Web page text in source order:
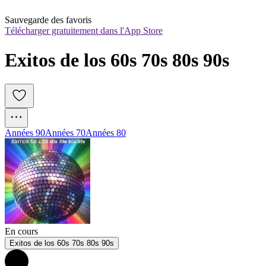
Sauvegarde des favoris
Télécharger gratuitement dans l'App Store
Années 90Années 70Années 80
En cours
Exitos de los 60s 70s 80s 90s